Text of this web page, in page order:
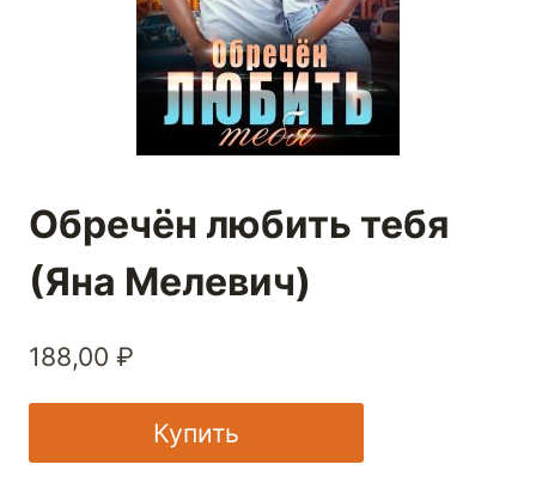
Обречён любить тебя
(Яна Мелевич)
188,00 ₽
Купить